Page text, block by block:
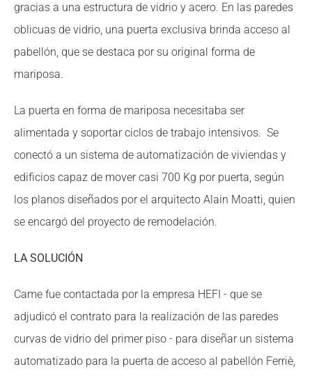
gracias a una estructura de vidrio y acero. En las paredes
oblicuas de vidrio, una puerta exclusiva brinda acceso al
pabellón, que se destaca por su original forma de
mariposa.
La puerta en forma de mariposa necesitaba ser
alimentada y soportar ciclos de trabajo intensivos. Se
conectó a un sistema de automatización de viviendas y
edificios capaz de mover casi 700 Kg por puerta, según
los planos diseñados por el arquitecto Alain Moatti, quien
se encargó del proyecto de remodelación.
LA SOLUCIÓN
Came fue contactada por la empresa HEFI - que se
adjudicó el contrato para la realización de las paredes
curvas de vidrio del primer piso - para diseñar un sistema
automatizado para la puerta de acceso al pabellón Ferriè,